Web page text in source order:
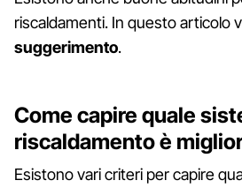
riscaldamenti. In questo articolo
suggerimento.
Come capire quale
riscaldamento è
Esistono vari criteri per capire